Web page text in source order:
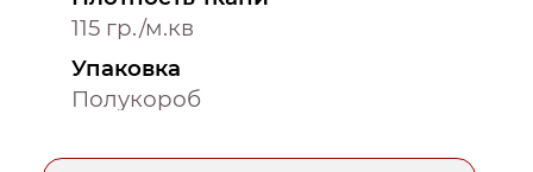
115 гр./м.кв
Упаковка
Полукороб